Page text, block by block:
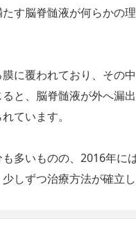
す脳脊髄液が何らかの
に覆われており、その
と、脳脊髄液が外へ漏
ています。
多いものの、2016年に
しずつ治療方法が確立